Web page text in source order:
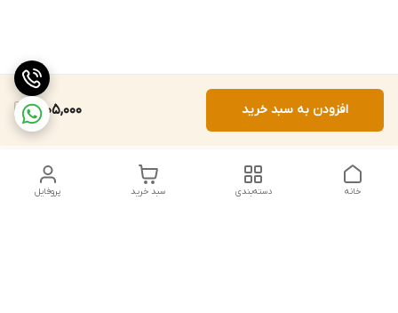
2,105,000 افزودن به سبد خرید
پروفایل سبد خرید دسته‌بندی خانه